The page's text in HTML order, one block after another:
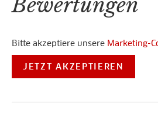
Bitte akzeptiere unsere Marketing-
JETZT AKZEPTIEREN